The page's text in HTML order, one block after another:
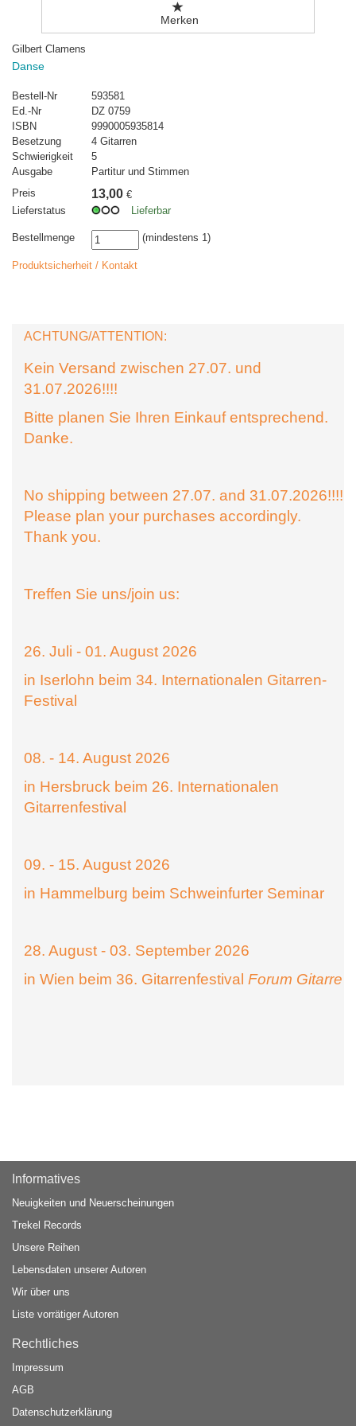
Merken
Gilbert Clamens
Danse
Bestell-Nr
593581
Ed.-Nr
DZ 0759
ISBN
9990005935814
Besetzung
4 Gitarren
Schwierigkeit
5
Ausgabe
Partitur und Stimmen
Preis
13,00 €
Lieferstatus
Lieferbar
Bestellmenge (mindestens 1)
Produktsicherheit / Kontakt
ACHTUNG/ATTENTION:
Kein Versand zwischen 27.07. und
31.07.2026!!!!
Bitte planen Sie Ihren Einkauf entsprechend.
Danke.
No shipping between 27.07. and 31.07.2026!!!!
Please plan your purchases accordingly.
Thank you.
Treffen Sie uns/join us:
26. Juli - 01. August 2026
in Iserlohn beim 34. Internationalen Gitarren-
Festival
08. - 14. August 2026
in Hersbruck beim 26. Internationalen
Gitarrenfestival
09. - 15. August 2026
in Hammelburg beim Schweinfurter Seminar
28. August - 03. September 2026
in Wien beim 36. Gitarrenfestival Forum Gitarre
Informatives
Neuigkeiten und Neuerscheinungen
Trekel Records
Unsere Reihen
Lebensdaten unserer Autoren
Wir über uns
Liste vorrätiger Autoren
Rechtliches
Impressum
AGB
Datenschutzerklärung